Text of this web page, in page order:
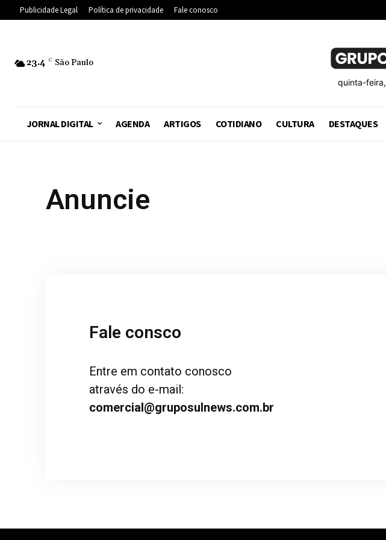
Publicidade Legal Política de privacidade Fale conosco
23.4 C São Paulo
quinta-
JORNAL DIGITAL AGENDA ARTIGOS COTIDIANO CULTURA DESTAQUES
Anuncie
Fale consco
Entre em contato conosco
através do e-mail:
comercial@gruposulnews.com.br